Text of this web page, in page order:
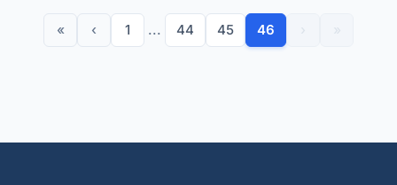
« ‹ 1 ... 44 45 46